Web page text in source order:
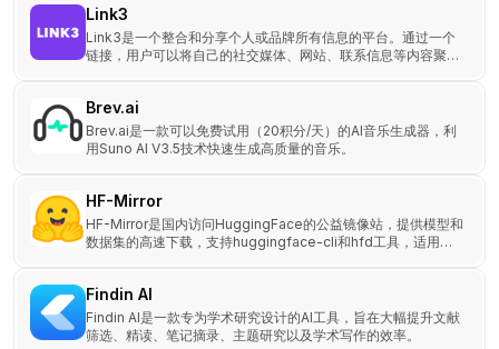
Link3
Link3是一个整合和分享个人或品牌所有信息的平台。通过一个
链接，用户可以将自己的社交媒体、网站、联系信息等内容聚合
Brev.ai
Brev.ai是一款可以免费试用（20积分/天）的AI音乐生成器，利
用Suno AI V3.5技术快速生成高质量的音乐。
HF-Mirror
HF-Mirror是国内访问HuggingFace的公益镜像站，提供模型和
数据集的高速下载，支持huggingface-cli和hfd工具，适用于
Findin AI
Findin AI是一款专为学术研究设计的AI工具，旨在大幅提升文献
筛选、精读、笔记摘录、主题研究以及学术写作的效率。